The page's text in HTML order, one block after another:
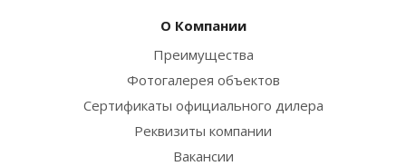
О Компании
Преимущества
Фотогалерея объектов
Сертификаты официального дилера
Реквизиты компании
Вакансии